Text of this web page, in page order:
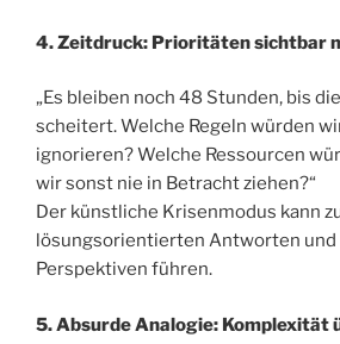
4. Zeitdruck: Prioritäten sichtbar
„Es bleiben noch 48 Stunden, bis
scheitert. Welche Regeln würden
ignorieren? Welche Ressourcen
wir sonst nie in Betracht ziehen?“
Der künstliche Krisenmodus kann
lösungsorientierten Antworten und
Perspektiven führen.
5. Absurde Analogie: Komplexität